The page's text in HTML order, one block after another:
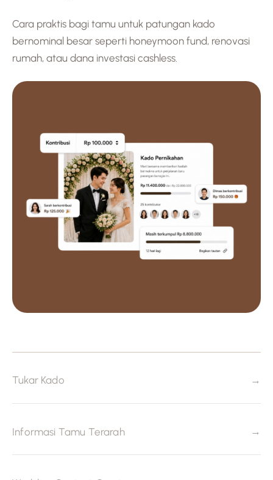
Cara praktis bagi tamu untuk patungan kado
bernominal besar seperti honeymoon fund, renovasi
rumah, atau dana investasi cashless.
Tukar Kado →
Informasi Tamu Terarah →